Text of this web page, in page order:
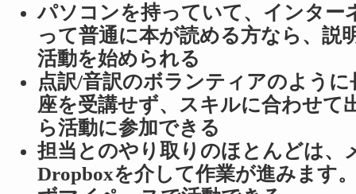
パソコンを持っていて、インター
って普通に本が読める方なら、説
活動を始められる
点訳/音訳のボランティアのように
座を受講せず、スキルに合わせて
ら活動に参加できる
担当とのやり取りのほとんどは、
Dropboxを介して作業が進みます